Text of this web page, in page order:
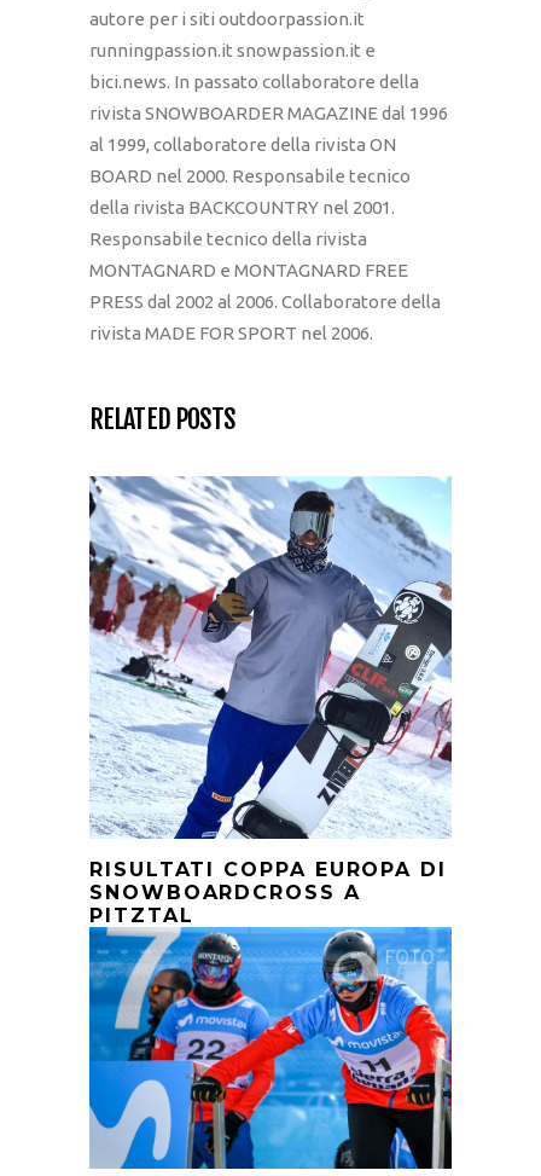
autore per i siti outdoorpassion.it
runningpassion.it snowpassion.it e
bici.news. In passato collaboratore della
rivista SNOWBOARDER MAGAZINE dal 1996
al 1999, collaboratore della rivista ON
BOARD nel 2000. Responsabile tecnico
della rivista BACKCOUNTRY nel 2001.
Responsabile tecnico della rivista
MONTAGNARD e MONTAGNARD FREE
PRESS dal 2002 al 2006. Collaboratore della
rivista MADE FOR SPORT nel 2006.
RELATED POSTS
RISULTATI COPPA EUROPA DI
SNOWBOARDCROSS A
PITZTAL